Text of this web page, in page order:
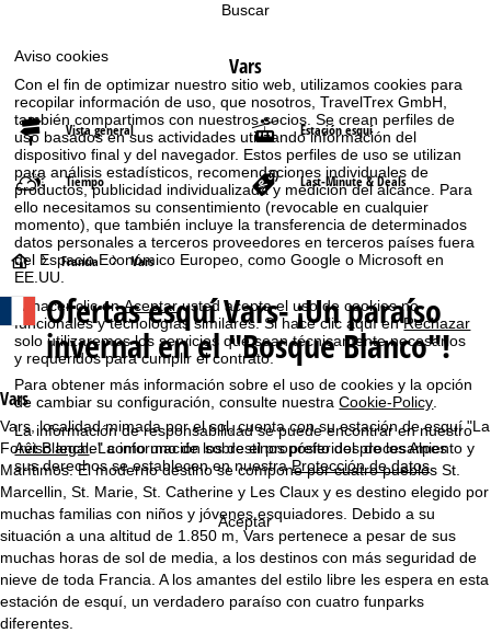
Aviso cookies
Con el fin de optimizar nuestro sitio web, utilizamos cookies para
recopilar información de uso, que nosotros, TravelTrex GmbH,
también compartimos con nuestros socios. Se crean perfiles de
uso basados en sus actividades utilizando información del
dispositivo final y del navegador. Estos perfiles de uso se utilizan
para análisis estadísticos, recomendaciones individuales de
productos, publicidad individualizada y medición del alcance. Para
ello necesitamos su consentimiento (revocable en cualquier
momento), que también incluye la transferencia de determinados
datos personales a terceros proveedores en terceros países fuera
del Espacio Económico Europeo, como Google o Microsoft en
EE.UU.
Al hacer clic enAceptarusted acepta el uso de cookies no
funcionales y tecnologías similares. Si hace clic aquí enRechazar
solo utilizaremos los servicios que sean técnicamente necesarios
y requeridos para cumplir el contrato.
Para obtener más información sobre el uso de cookies y la opción
de cambiar su configuración, consulte nuestraCookie-Policy.
La información de responsabilidad se puede encontrar en nuestro
Aviso legal. La información sobre el propósito del procesamiento y
sus derechos se establecen en nuestraProtección de datos.
Aceptar
Buscar
Vars
Vista general Estación esquí
Tiempo Last-Minute & Deals
P
á
g
i
n
p
r
i
Francia Vars
Ofertas esquíVars- ¡Un paraíso
invernal en el "Bosque Blanco"!
Vars
Vars, localidad mimada por el sol, cuenta con su estación de esquí "La
Forêt Blanche" como uno de los destinos preferidos de los Alpes
Marítimos. El moderno destino se compone por cuatro pueblos St.
Marcellin, St. Marie, St. Catherine y Les Claux y es destino elegido por
muchas familias con niños y jóvenes esquiadores. Debido a su
situación a una altitud de 1.850 m, Vars pertenece a pesar de sus
muchas horas de sol de media, a los destinos con más seguridad de
nieve de toda Francia. A los amantes del estilo libre les espera en esta
estación de esquí, un verdadero paraíso con cuatro funparks
diferentes.